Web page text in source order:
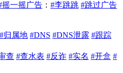
摇一摇广告 ： #李跳跳 #跳过广告
#归属地 #DNS #DNS泄露 #跟踪
查 #查水表 #反诈 #实名 #开盒 #